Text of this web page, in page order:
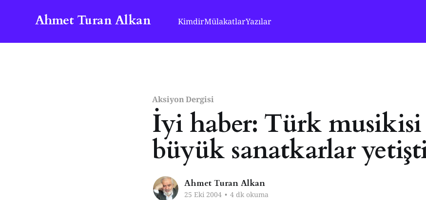
Ahmet Turan Alkan KimdirMülakatlarYazılar
Aksiyon Dergisi
İyi haber: Türk
büyük sanatkarlar
Ahmet Turan Alkan
25 Eki 2004 • 4 dk okuma